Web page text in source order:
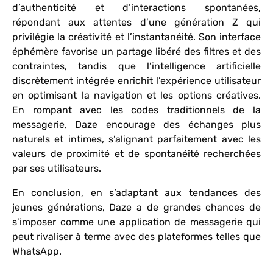
d’authenticité et d’interactions spontanées,
répondant aux attentes d’une génération Z qui
privilégie la créativité et l’instantanéité. Son interface
éphémère favorise un partage libéré des filtres et des
contraintes, tandis que l’intelligence artificielle
discrètement intégrée enrichit l’expérience utilisateur
en optimisant la navigation et les options créatives.
En rompant avec les codes traditionnels de la
messagerie, Daze encourage des échanges plus
naturels et intimes, s’alignant parfaitement avec les
valeurs de proximité et de spontanéité recherchées
par ses utilisateurs.
En conclusion, en s’adaptant aux tendances des
jeunes générations, Daze a de grandes chances de
s’imposer comme une application de messagerie qui
peut rivaliser à terme avec des plateformes telles que
WhatsApp.